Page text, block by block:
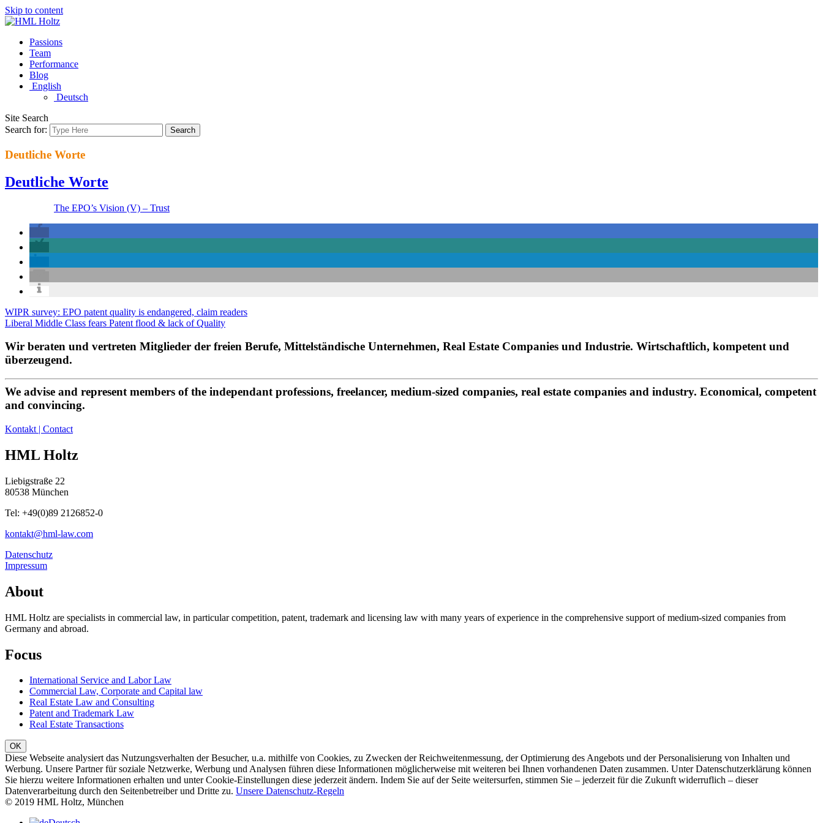
Skip to content
Passions
Team
Performance
Blog
English
Deutsch
Site Search
Search for:
Search
Deutliche Worte
Deutliche Worte
The EPO’s Vision (V) – Trust
WIPR survey: EPO patent quality is endangered, claim readers
Liberal Middle Class fears Patent flood & lack of Quality
Wir beraten und vertreten Mitglieder der freien Berufe, Mittelständische Unternehmen, Real Estate Companies und Industrie. Wirtschaftlich, kompetent und
überzeugend.
We advise and represent members of the independant professions, freelancer, medium-sized companies, real estate companies and industry. Economical, competent
and convincing.
Kontakt | Contact
HML Holtz
Liebigstraße 22
80538 München
Tel: +49(0)89 2126852-0
kontakt@hml-law.com
Datenschutz
Impressum
About
HML Holtz are specialists in commercial law, in particular competition, patent, trademark and licensing law with many years of experience in the comprehensive support of medium-sized companies from
Germany and abroad.
Focus
International Service and Labor Law
Commercial Law, Corporate and Capital law
Real Estate Law and Consulting
Patent and Trademark Law
Real Estate Transactions
Diese Webseite analysiert das Nutzungsverhalten der Besucher, u.a. mithilfe von Cookies, zu Zwecken der Reichweitenmessung, der Optimierung des Angebots und der Personalisierung von Inhalten und
Werbung. Unsere Partner für soziale Netzwerke, Werbung und Analysen führen diese Informationen möglicherweise mit weiteren bei Ihnen vorhandenen Daten zusammen. Unter Datenschutzerklärung können
Sie hierzu weitere Informationen erhalten und unter Cookie-Einstellungen diese jederzeit ändern. Indem Sie auf der Seite weitersurfen, stimmen Sie – jederzeit für die Zukunft widerruflich – dieser
Datenverarbeitung durch den Seitenbetreiber und Dritte zu. Unsere Datenschutz-Regeln
© 2019 HML Holtz, München